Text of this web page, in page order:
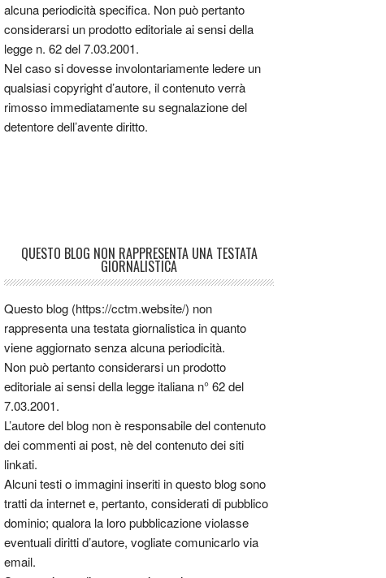
alcuna periodicità specifica. Non può pertanto
considerarsi un prodotto editoriale ai sensi della
legge n. 62 del 7.03.2001.
Nel caso si dovesse involontariamente ledere un
qualsiasi copyright d’autore, il contenuto verrà
rimosso immediatamente su segnalazione del
detentore dell’avente diritto.
QUESTO BLOG NON RAPPRESENTA UNA TESTATA
GIORNALISTICA
Questo blog (https://cctm.website/) non
rappresenta una testata giornalistica in quanto
viene aggiornato senza alcuna periodicità.
Non può pertanto considerarsi un prodotto
editoriale ai sensi della legge italiana n° 62 del
7.03.2001.
L’autore del blog non è responsabile del contenuto
dei commenti ai post, nè del contenuto dei siti
linkati.
Alcuni testi o immagini inseriti in questo blog sono
tratti da internet e, pertanto, considerati di pubblico
dominio; qualora la loro pubblicazione violasse
eventuali diritti d’autore, vogliate comunicarlo via
email.